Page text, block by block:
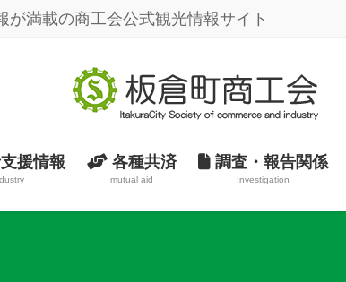
満載の商工会公式観光情報サイト
援情報 各種共済
mutual aid
調査・報告関係
Investigation